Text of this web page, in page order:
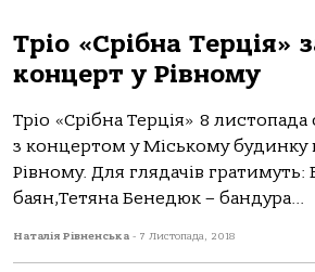
Тріо «Срібна Терція»
концерт у Рівному
Тріо «Срібна Терція» 8
з концертом у Міському будинку
Рівному. Для глядачів гратимуть:
баян,Тетяна Бенедюк – бандура...
Наталія Рівненська - 7 Листопада, 2018